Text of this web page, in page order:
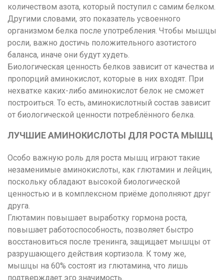
количеством азота, который поступил с самим белком.
Другими словами, это показатель усвоенного
организмом белка после употребления. Чтобы мышцы
росли, важно достичь положительного азотистого
баланса, иначе они будут худеть.
Биологическая ценность белков зависит от качества и
пропорций аминокислот, которые в них входят. При
нехватке каких-либо аминокислот белок не сможет
построиться. То есть, аминокислотный состав зависит
от биологической ценности потреблённого белка.
ЛУЧШИЕ АМИНОКИСЛОТЫ ДЛЯ РОСТА МЫШЦ
Особо важную роль для роста мышц играют такие
незаменимые аминокислоты, как глютамин и лейцин,
поскольку обладают высокой биологической
ценностью и в комплексном приёме дополняют друг
друга.
Глютамин повышает выработку гормона роста,
повышает работоспособность, позволяет быстро
восстановиться после тренинга, защищает мышцы от
разрушающего действия кортизола. К тому же,
мышцы на 60% состоят из глютамина, что лишь
подтверждает эго значимость.